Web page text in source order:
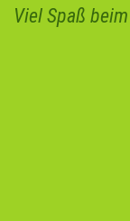
Viel Spaß